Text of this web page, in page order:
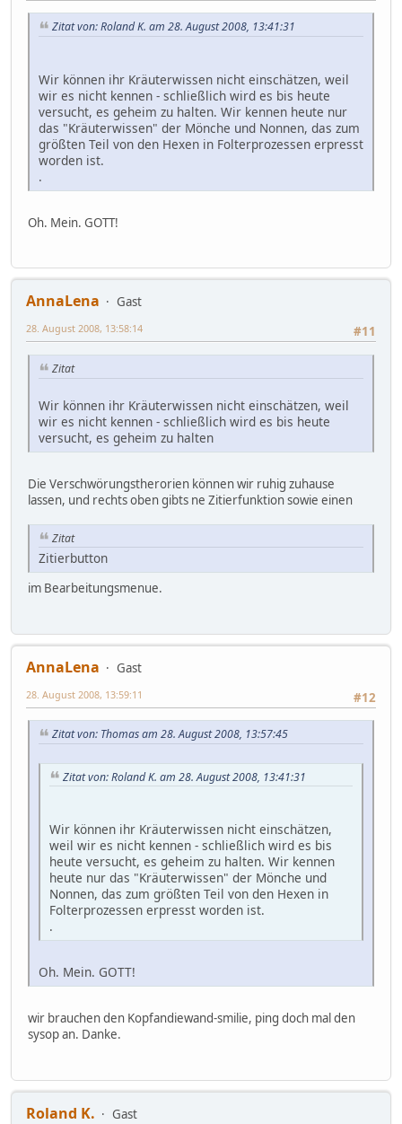
Zitat von: Roland K. am 28. August 2008, 13:41:31
Wir können ihr Kräuterwissen nicht einschätzen, weil
wir es nicht kennen - schließlich wird es bis heute
versucht, es geheim zu halten. Wir kennen heute nur
das "Kräuterwissen" der Mönche und Nonnen, das zum
größten Teil von den Hexen in Folterprozessen erpresst
worden ist.
.
Oh. Mein. GOTT!
AnnaLena
Gast
#11
28. August 2008, 13:58:14
Zitat
Wir können ihr Kräuterwissen nicht einschätzen, weil
wir es nicht kennen - schließlich wird es bis heute
versucht, es geheim zu halten
Die Verschwörungstherorien können wir ruhig zuhause
lassen, und rechts oben gibts ne Zitierfunktion sowie einen
Zitat
Zitierbutton
im Bearbeitungsmenue.
AnnaLena
Gast
#12
28. August 2008, 13:59:11
Zitat von: Thomas am 28. August 2008, 13:57:45
Zitat von: Roland K. am 28. August 2008, 13:41:31
Wir können ihr Kräuterwissen nicht einschätzen,
weil wir es nicht kennen - schließlich wird es bis
heute versucht, es geheim zu halten. Wir kennen
heute nur das "Kräuterwissen" der Mönche und
Nonnen, das zum größten Teil von den Hexen in
Folterprozessen erpresst worden ist.
.
Oh. Mein. GOTT!
wir brauchen den Kopfandiewand-smilie, ping doch mal den
sysop an. Danke.
Roland K.
Gast